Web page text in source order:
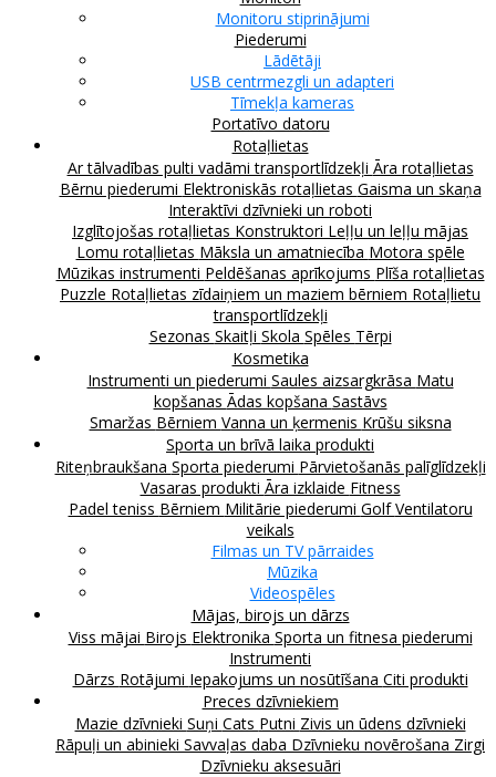
Monitoru stiprinājumi
Piederumi
Lādētāji
USB centrmezgli un adapteri
Tīmekļa kameras
Portatīvo datoru
Rotaļlietas
Ar tālvadības pulti vadāmi transportlīdzekļi Āra rotaļlietas
Bērnu piederumi Elektroniskās rotaļlietas Gaisma un skaņa
Interaktīvi dzīvnieki un roboti
Izglītojošas rotaļlietas Konstruktori Leļļu un leļļu mājas
Lomu rotaļlietas Māksla un amatniecība Motora spēle
Mūzikas instrumenti Peldēšanas aprīkojums Plīša rotaļlietas
Puzzle Rotaļlietas zīdaiņiem un maziem bērniem Rotaļlietu
transportlīdzekļi
Sezonas Skaitļi Skola Spēles Tērpi
Kosmetika
Instrumenti un piederumi Saules aizsargkrāsa Matu
kopšanas Ādas kopšana Sastāvs
Smaržas Bērniem Vanna un ķermenis Krūšu siksna
Sporta un brīvā laika produkti
Riteņbraukšana Sporta piederumi Pārvietošanās palīglīdzekļi
Vasaras produkti Āra izklaide Fitness
Padel teniss Bērniem Militārie piederumi GolfVentilatoru
veikals
Filmas un TV pārraides
Mūzika
Videospēles
Mājas, birojs un dārzs
Viss mājai Birojs Elektronika Sporta un fitnesa piederumi
Instrumenti
Dārzs Rotājumi Iepakojums un nosūtīšana Citi produkti
Preces dzīvniekiem
Mazie dzīvnieki Suņi Cats Putni Zivis un ūdens dzīvnieki
Rāpuļi un abinieki Savvaļas daba Dzīvnieku novērošana Zirgi
Dzīvnieku aksesuāri